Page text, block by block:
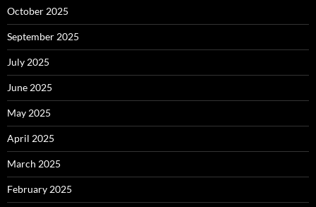
October 2025
September 2025
July 2025
June 2025
May 2025
April 2025
March 2025
February 2025